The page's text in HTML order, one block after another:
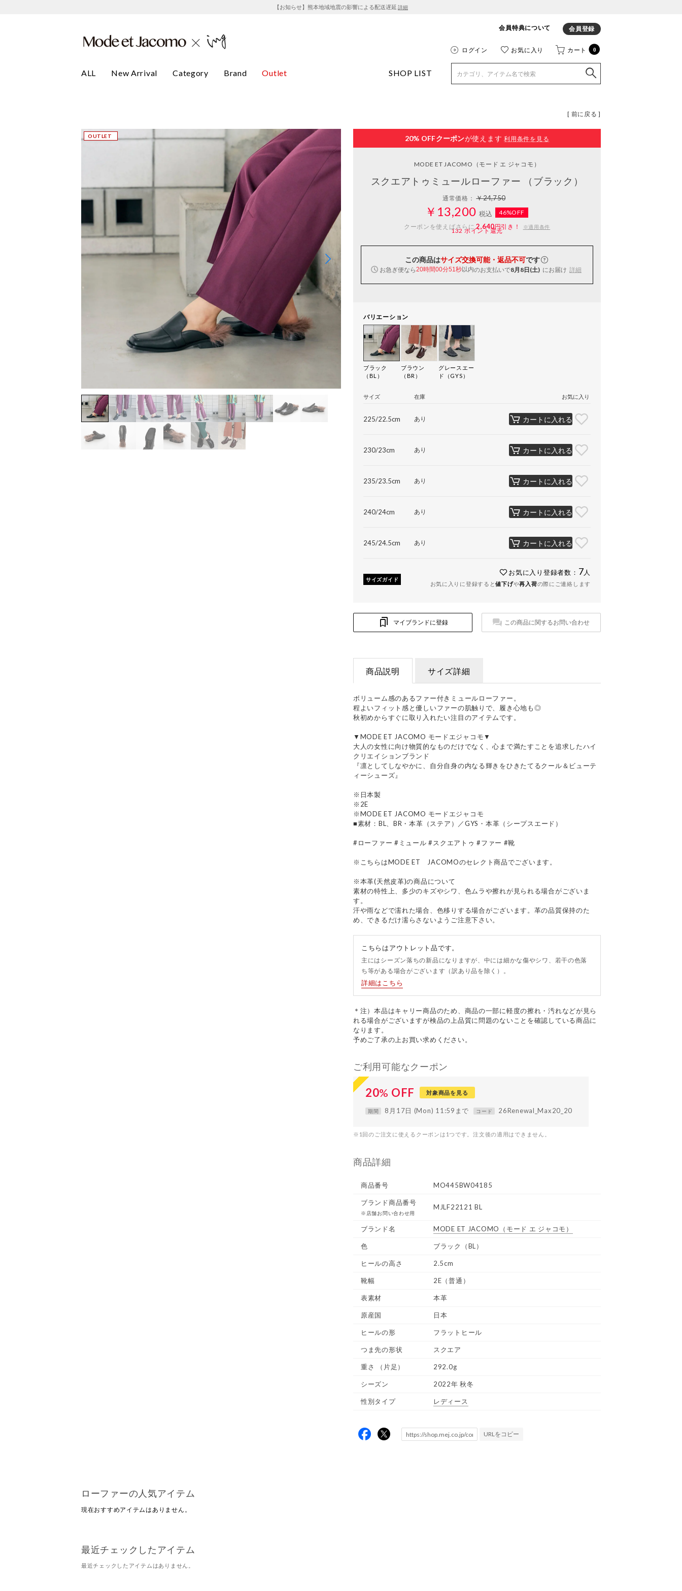
【お知らせ】熊本地域地震の影響による配送遅延 詳細
会員特典について 会員登録
ログイン お気に入り カート 0
ALL New Arrival Category Brand Outlet SHOP LIST
[ 前に戻る ]
20% OFFクーポンが使えます 利用条件を見る
MODE ET JACOMO （モード エ ジャコモ）
スクエアトゥミュールローファー （ブラック）
通常価格：￥24,750
￥13,200 税込
46%OFF
クーポンを使えばさらに2,640円引き！ ※適用条件
132ポイント還元
この商品はサイズ交換可能・返品不可です
お急ぎ便なら20時間00分50秒以内のお支払いで8月8日(土) にお届け 詳細
バリエーション
ブラック
（BL）
ブラウン
（BR）
グレースエー
ド（GYS）
サイズ 在庫 お気に入り
225/22.5cm あり カートに入れる
230/23cm あり カートに入れる
235/23.5cm あり カートに入れる
240/24cm あり カートに入れる
245/24.5cm あり カートに入れる
サイズガイド
お気に入り登録者数： 7 人
お気に入りに登録すると値下げや再入荷の際にご連絡します
マイブランドに登録 この商品に関するお問い合わせ
商品説明 サイズ詳細
ボリューム感のあるファー付きミュールローファー。
程よいフィット感と優しいファーの肌触りで、履き心地も◎
秋初めからすぐに取り入れたい注目のアイテムです。
▼MODE ET JACOMO モードエジャコモ▼
大人の女性に向け物質的なものだけでなく、心まで満たすことを追求したハイ
クリエイションブランド
『凛としてしなやかに、自分自身の内なる輝きをひきたてるクール＆ビューテ
ィーシューズ』
※日本製
※2E
※MODE ET JACOMO モードエジャコモ
■素材：BL、BR・本革（ステア）／GYS・本革（シープスエード）
#ローファー #ミュール #スクエアトゥ #ファー #靴
※こちらはMODE ET JACOMOのセレクト商品でございます。
※本革(天然皮革)の商品について
素材の特性上、多少のキズやシワ、色ムラや擦れが見られる場合がございま
す。
汗や雨などで濡れた場合、色移りする場合がございます。革の品質保持のた
め、できるだけ濡らさないようご注意下さい。
こちらはアウトレット品です。
主にはシーズン落ちの新品になりますが、中には細かな傷やシワ、若干の色落
ち等がある場合がございます（訳あり品を除く）。
詳細はこちら
＊注）本品はキャリー商品のため、商品の一部に軽度の擦れ・汚れなどが見ら
れる場合がございますが検品の上品質に問題のないことを確認している商品に
なります。
予めご了承の上お買い求めください。
ご利用可能なクーポン
20% OFF 対象商品を見る
期間 8月17日 (Mon) 11:59まで コード 26Renewal_Max20_20
※1回のご注文に使えるクーポンは1つです。注文後の適用はできません。
商品詳細
商品番号 MO445BW04185
ブランド商品番号
※店舗お問い合わせ用
MJLF22121 BL
ブランド名 MODE ET JACOMO （モード エ ジャコモ）
色 ブラック（BL）
ヒールの高さ 2.5cm
靴幅 2E（普通）
表素材 本革
原産国 日本
ヒールの形 フラットヒール
つま先の形状 スクエア
重さ （片足） 292.0g
シーズン 2022年 秋冬
性別タイプ レディース
URLをコピー
ローファーの人気アイテム
現在おすすめアイテムはありません。
最近チェックしたアイテム
最近チェックしたアイテムはありません。